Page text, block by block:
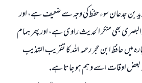
بن جدعان سوء حفظ كى وجہ سے ضعيف ہے، اور
بھى منكر الحديث راوى ہے، اور پھر ہمام
ميں حافظ ابن حجر رحمہ اللہ كا تقريب التہذيب
بعض اوقات اسے وہم ہو جاتا ہے.